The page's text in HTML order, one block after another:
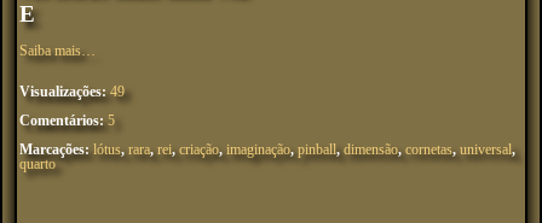
E
Saiba mais…
Visualizações:49
Comentários:5
Marcações:lótus, rara, rei,criação, imaginação, pinball,dimensão, cornetas, universal,
quarto